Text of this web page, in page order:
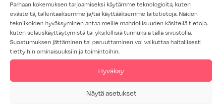
Parhaan kokemuksen tarjoamiseksi käytämme teknologioita, kuten
evästeitä, tallentaaksemme ja/tai käyttääksemme laitetietoja. Näiden
tekniikoiden hyväksyminen antaa meille mahdollisuuden käsitellä tietoja,
kuten selauskäyttäytymistä tai yksilöllisiä tunnuksia tällä sivustolla.
Suostumuksen jättäminen tai peruuttaminen voi vaikuttaa haitallisesti
tiettyihin ominaisuuksiin ja toimintoihin.
Hyväksy
Näytä asetukset